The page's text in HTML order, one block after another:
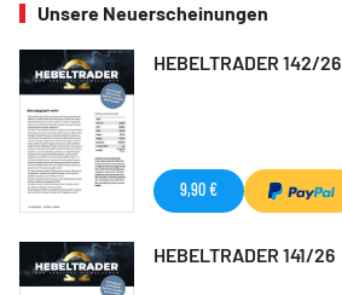
Unsere Neuerscheinungen
HEBELTRADER 142/26
9,90 €
HEBELTRADER 141/26